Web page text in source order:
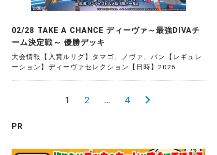
02/28 TAKE A CHANCE ディーヴァ～最強DIVAチ
ーム決定戦～ 優勝デッキ
大会情報【入賞ルリグ】タマゴ、ノヴァ、バン【レギュレ
ーション】ディーヴァセレクション【日時】2026...
の
ペ
1 2 … 4
次
ー
PR